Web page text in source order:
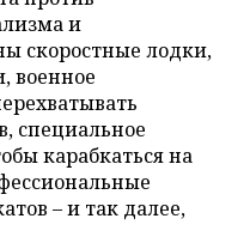
и
скоростные лодки,
военное
специальное
карабкаться на
– и так далее,